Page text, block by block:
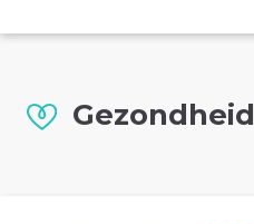
Gezondheid